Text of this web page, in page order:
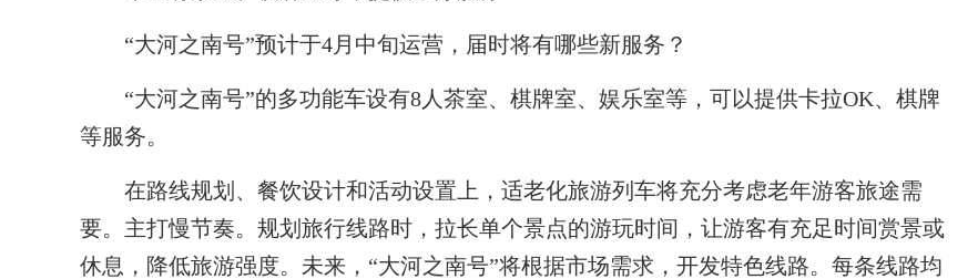
“大河之南号”预计于4月中旬运营，届时将有哪些新服务？
“大河之南号”的多功能车设有8人茶室、棋牌室、娱乐室等，可以提供卡拉OK、棋牌
等服务。
在路线规划、餐饮设计和活动设置上，适老化旅游列车将充分考虑老年游客旅途需
要。主打慢节奏。规划旅行线路时，拉长单个景点的游玩时间，让游客有充足时间赏景或
休息，降低旅游强度。未来，“大河之南号”将根据市场需求，开发特色线路。每条线路均